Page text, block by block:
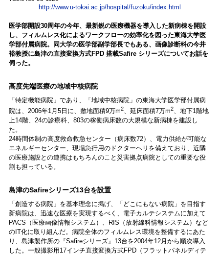
http://www.u-tokai.ac.jp/hospital/fuzoku/index.html
医学部開設30周年の今年、最新鋭の医療機器を導入した新病棟を開設
し、フィルムレス化によるワークフローの効率化を図った東海大学医
学部付属病院。同大学の医学部副学部長でもある、画像診断科の今井
裕教授に島津の直接変換方式FPD 搭載Safire シリーズについてお話を
伺った。
高度先端医療の地域中核病院
「特定機能病院」であり、「地域中核病院」の東海大学医学部付属病
院は、2006年1月5日に、敷地面積9万m2、延床面積7万m2、地下1階地
上14階、24の診療科、803の稼働病床数の大規模な新病棟を建設し
た。
24時間体制の高度救命救急センター（病床数72）、電力供給が可能な
エネルギーセンター、現場急行用のドクターヘリを備えており、近隣
の医療施設との連携はもちろんのこと災害拠点病院としての重要な役
割も担っている。
島津のSafireシリーズ13台を設置
「創造する病院」を基本理念に掲げ、「どこにもない病院」を目指す
新病院は、迅速な医療を実現するべく、電子カルテシステムに加えて
PACS（医療画像情報システム）、RIS（放射線科情報システム）など
のIT化に取り組んだ。病院全体のフィルムレス環境を整備するにあた
り、島津製作所の『Safireシリーズ』13台を2004年12月から順次導入
した。一般撮影用17インチ直接変換方式FPD（フラットパネルディテ